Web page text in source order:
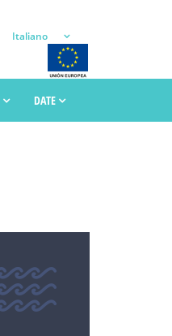
Italiano
DATE